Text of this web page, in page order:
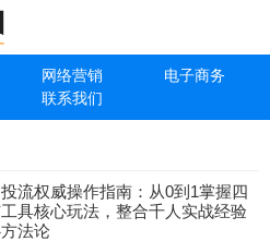
网络营销
电子商务
联系我们
流权威操作指南：从0到1掌握四
具核心玩法，整合千人实战经验
法论